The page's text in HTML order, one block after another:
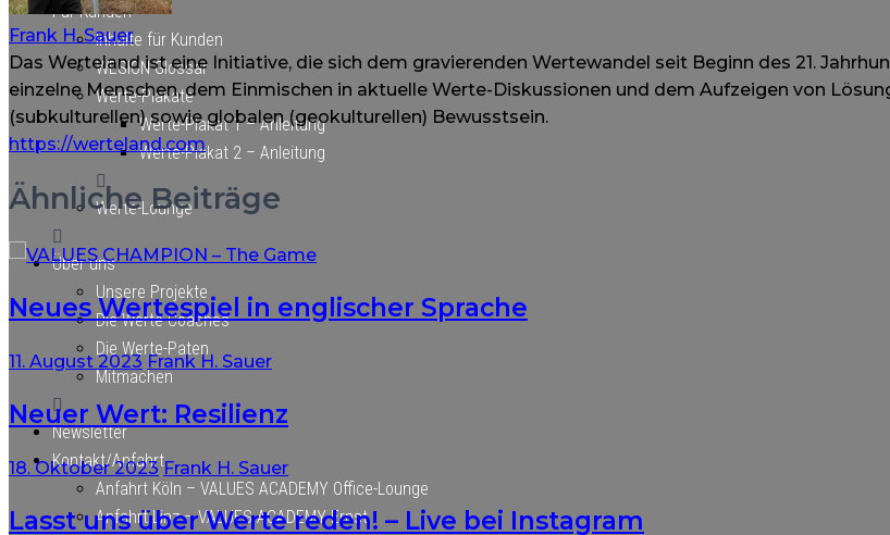
Für Kunden
Inhalte für Kunden
WESION-Glossar
Werte-Plakate
Werte-Plakat 1 – Anleitung
Werte-Plakat 2 – Anleitung
Werte-Lounge
Über uns
Unsere Projekte
Die Werte-Coaches
Die Werte-Paten
Mitmachen
Newsletter
Kontakt/Anfahrt
Anfahrt Köln – VALUES ACADEMY Office-Lounge
Anfahrt Linz – VALUES ACADEMY Ernst
Frank H. Sauer
Das Werteland ist eine Initiative, die sich dem gravierenden Wertewandel seit Beginn des 21.
einzelne Menschen, dem Einmischen in aktuelle Werte-Diskussionen und dem Aufzeigen von
(subkulturellen) sowie globalen (geokulturellen) Bewusstsein.
https://werteland.com
Ähnliche Beiträge
Neues Wertespiel in englischer Sprache
11. August 2023 Frank H. Sauer
Neuer Wert: Resilienz
18. Oktober 2023 Frank H. Sauer
Lasst uns über Werte reden! – Live bei Instagram